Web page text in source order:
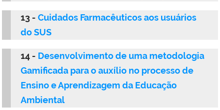
13 - Cuidados Farmacêuticos aos usuários
do SUS
14 - Desenvolvimento de uma metodologia
Gamificada para o auxílio no processo de
Ensino e Aprendizagem da Educação
Ambiental